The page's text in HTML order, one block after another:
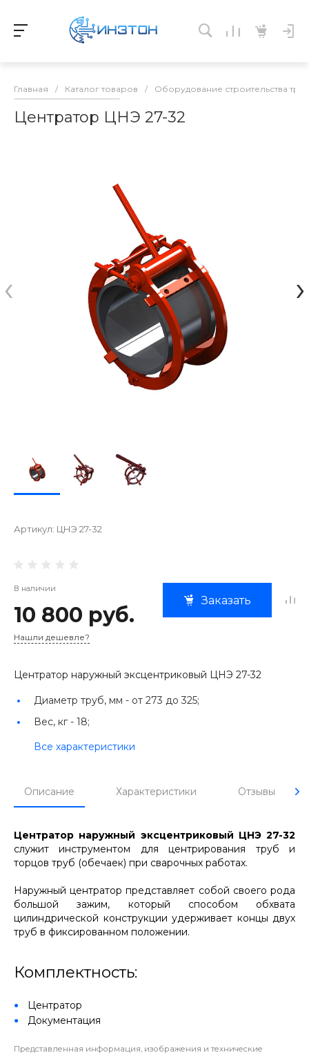
Главная / Каталог товаров / Оборудование строительства
Центратор ЦНЭ 27-32
‹ ›
Артикул: ЦНЭ 27-32
В наличии
10 800 руб.
Заказать
Нашли дешевле?
Центратор наружный эксцентриковый ЦНЭ 27-32
Диаметр труб, мм - от 273 до 325;
Вес, кг - 18;
Все характеристики
Описание Характеристики Отзывы
Центратор наружный эксцентриковый ЦНЭ 27-32
служит инструментом для центрирования труб и
торцов труб (обечаек) при сварочных работах.
Наружный центратор представляет собой своего рода
большой зажим, который способом обхвата
цилиндрической конструкции удерживает концы двух
труб в фиксированном положении.
Комплектность:
Центратор
Документация
Представленная информация, изображения и технические